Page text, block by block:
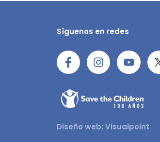
Síguenos en redes
Diseño web: Visualpoint